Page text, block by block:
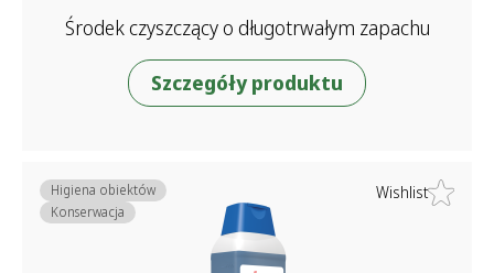
Środek czyszczący o długotrwałym zapachu
Szczegóły produktu
Wishlist
Higiena obiektów
Konserwacja